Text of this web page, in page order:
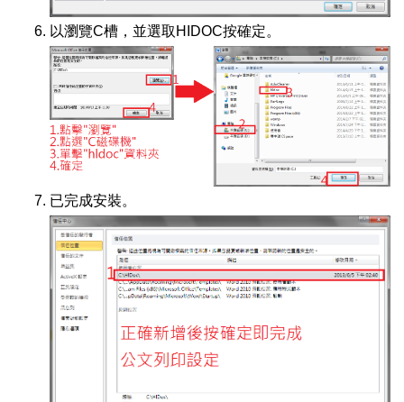
以瀏覽C槽，並選取HIDOC按確定。
已完成安裝。